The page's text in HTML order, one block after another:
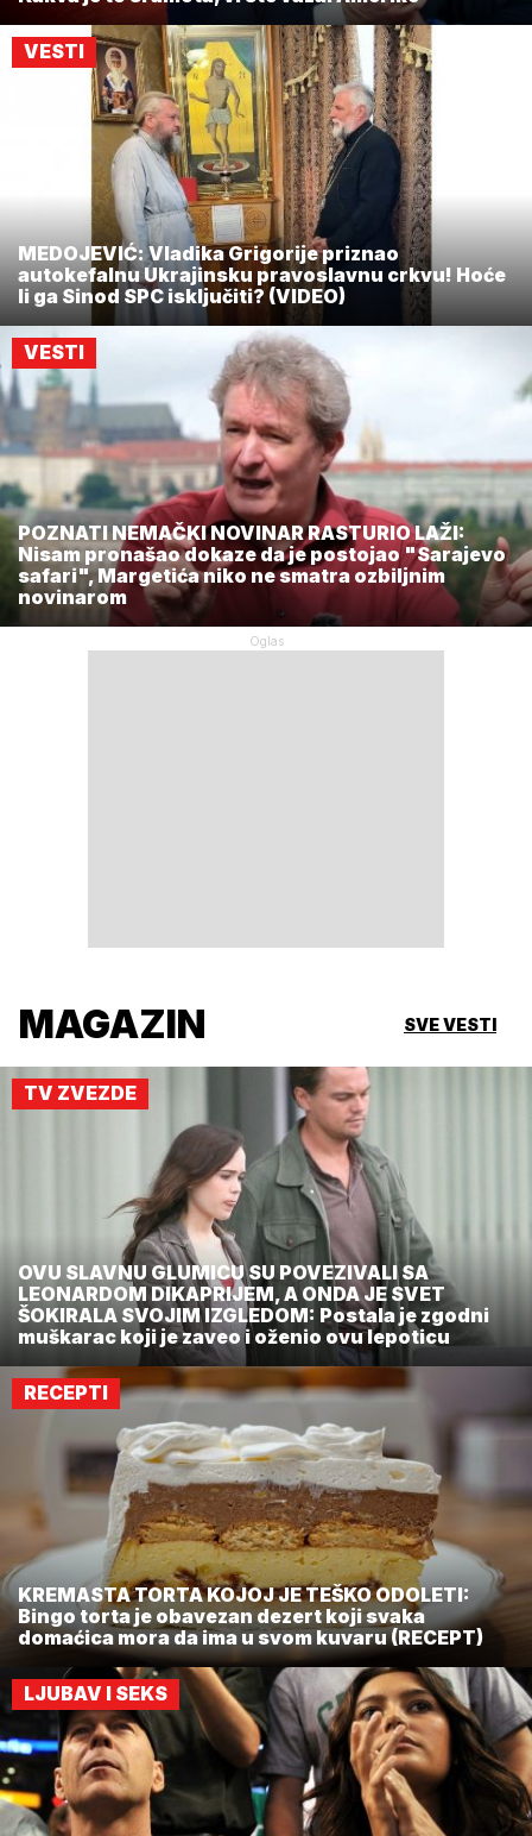
VESTI
MEDOJEVIĆ: Vladika Grigorije priznao
autokefalnu Ukrajinsku pravoslavnu crkvu! Hoće
li ga Sinod SPC isključiti? (VIDEO)
VESTI
POZNATI NEMAČKI NOVINAR RASTURIO LAŽI:
Nisam pronašao dokaze da je postojao "Sarajevo
safari", Margetića niko ne smatra ozbiljnim
novinarom
MAGAZIN SVE VESTI
TV ZVEZDE
OVU SLAVNU GLUMICU SU POVEZIVALI SA
LEONARDOM DIKAPRIJEM, A ONDA JE SVET
ŠOKIRALA SVOJIM IZGLEDOM: Postala je zgodni
muškarac koji je zaveo i oženio ovu lepoticu
RECEPTI
KREMASTA TORTA KOJOJ JE TEŠKO ODOLETI:
Bingo torta je obavezan dezert koji svaka
domaćica mora da ima u svom kuvaru (RECEPT)
LJUBAV I SEKS